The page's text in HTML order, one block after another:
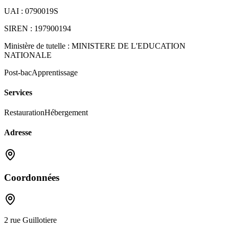
UAI : 0790019S
SIREN : 197900194
Ministère de tutelle : MINISTERE DE L'EDUCATION
NATIONALE
Post-bacApprentissage
Services
RestaurationHébergement
Adresse
Coordonnées
2 rue Guillotiere